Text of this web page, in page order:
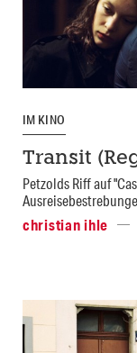
IM KINO
Transit
Petzolds Riff auf
christian ihle